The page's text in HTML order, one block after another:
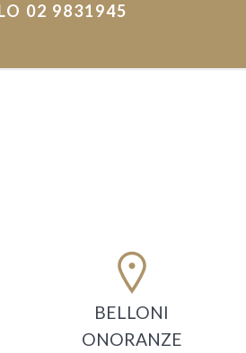
02 9831945
BELLONI
ONORANZE